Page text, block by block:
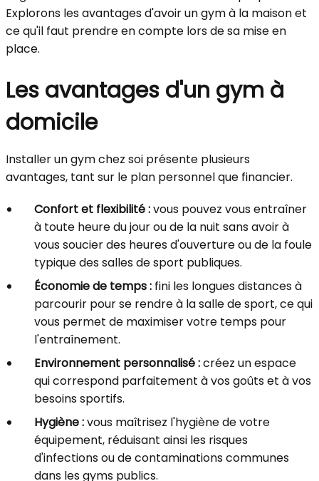
Explorons les avantages d'avoir un gym à la maison et
ce qu'il faut prendre en compte lors de sa mise en
place.
Les avantages d'un gym à
domicile
Installer un gym chez soi présente plusieurs
avantages, tant sur le plan personnel que financier.
Confort et flexibilité :vous pouvez vous entraîner
à toute heure du jour ou de la nuit sans avoir à
vous soucier des heures d'ouverture ou de la foule
typique des salles de sport publiques.
Économie de temps : fini les longues distances à
parcourir pour se rendre à la salle de sport, ce qui
vous permet de maximiser votre temps pour
l'entraînement.
Environnement personnalisé :créez un espace
qui correspond parfaitement à vos goûts et à vos
besoins sportifs.
Hygiène :vous maîtrisez l'hygiène de votre
équipement, réduisant ainsi les risques
d'infections ou de contaminations communes
dans les gyms publics.